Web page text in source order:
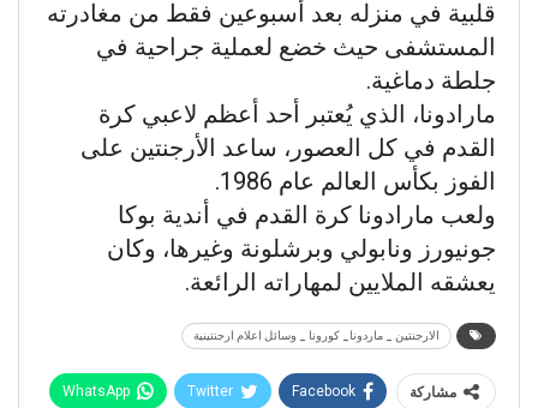
قلبية في منزله بعد أسبوعين فقط من مغادرته
المستشفى حيث خضع لعملية جراحية في
جلطة دماغية.
مارادونا، الذي يُعتبر أحد أعظم لاعبي كرة
القدم في كل العصور، ساعد الأرجنتين على
الفوز بكأس العالم عام 1986.
ولعب مارادونا كرة القدم في أندية بوكا
جونيورز ونابولي وبرشلونة وغيرها، وكان
يعشقه الملايين لمهاراته الرائعة.
الارجنتين _ ماردونا_ كورونا _ وسائل اعلام ارجنتينية
مشاركة Facebook
Twitter
WhatsApp